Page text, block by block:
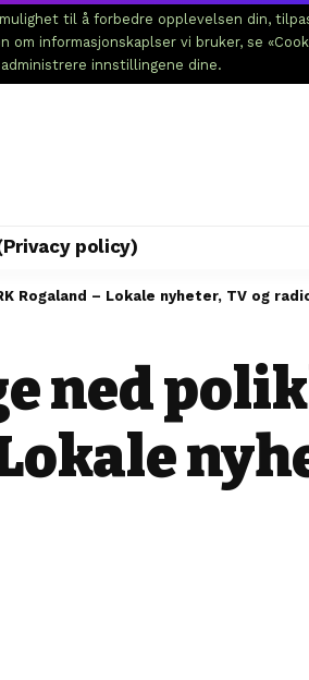
til å forbedre opplevelsen din,
informasjonskaplser vi bruker, se
innstillingene dine.
policy)
Rogaland – Lokale nyheter, TV og
ned